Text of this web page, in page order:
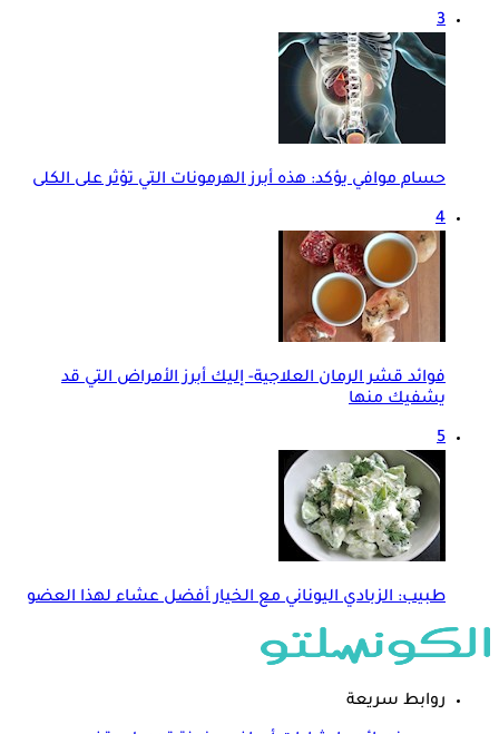
3
حسام موافي يؤكد: هذه أبرز الهرمونات التي تؤثر على الكلى
4
فوائد قشر الرمان العلاجية- إليك أبرز الأمراض التي قد
يشفيك منها
5
طبيب: الزبادي اليوناني مع الخيار أفضل عشاء لهذا العضو
روابط سريعة